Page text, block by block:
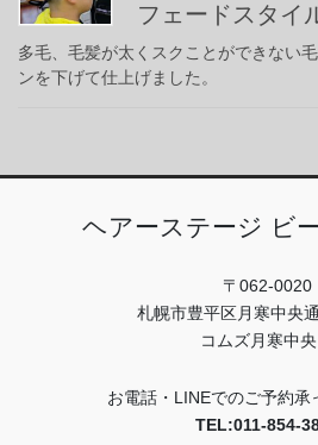
フェードスタイ
多毛、毛髪が太くスクことができない
ンを下げて仕上げました。
ヘアーステージ ビ
〒062-0020
札幌市豊平区月寒中央
コムズ月寒中央
お電話・LINEでのご予約承
TEL:011-854-